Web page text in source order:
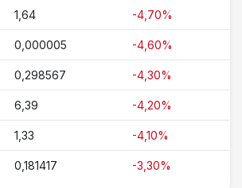
1,64 -4,70%
0,000005 -4,60%
0,298567 -4,30%
6,39 -4,20%
1,33 -4,10%
0,181417 -3,30%